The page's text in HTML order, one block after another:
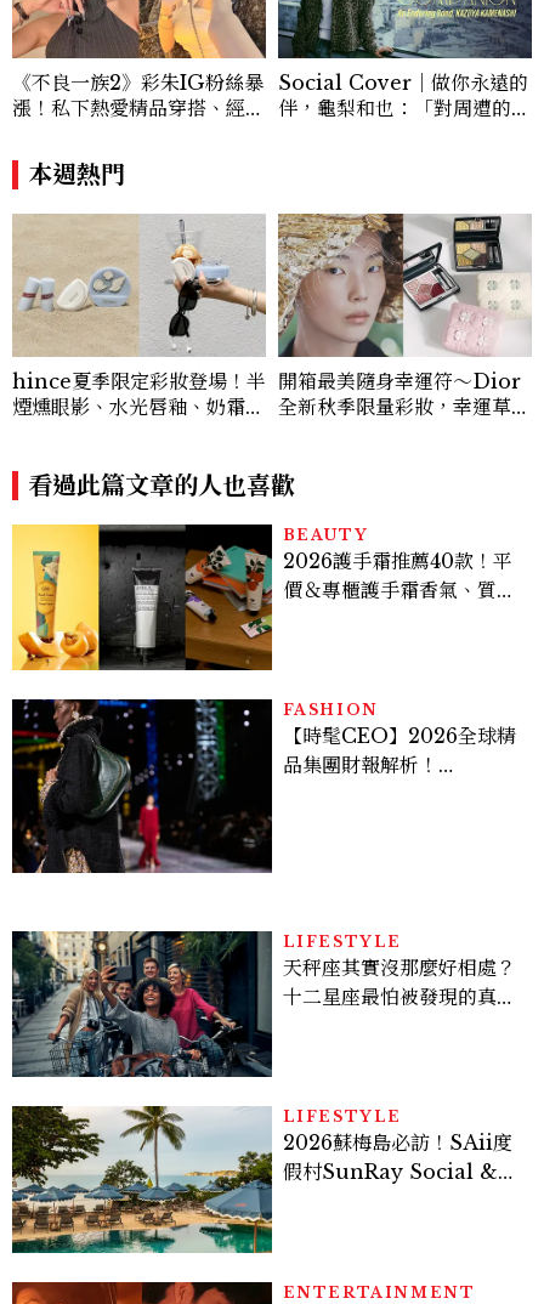
《不良一族2》彩朱IG粉絲暴
漲！私下熱愛精品穿搭、經營
員
Social Cover｜做你永遠的
伴，龜梨和也：「對周遭的人
本週熱門
hince夏季限定彩妝登場！半
煙燻眼影、水光唇釉、奶霜腮
開箱最美隨身幸運符～Dior
全新秋季限量彩妝，幸運草圖
就沒了！
看過此篇文章的人也喜歡
BEAUTY
2026護手霜推薦40款！平
價＆專櫃護手霜香氣、質
FASHION
【時髦CEO】2026全球精
品集團財報解析！
LIFESTYLE
天秤座其實沒那麼好相處？
十二星座最怕被發現的真實
LIFESTYLE
2026蘇梅島必訪！SAii度
假村SunRay Social &
ENTERTAINMENT